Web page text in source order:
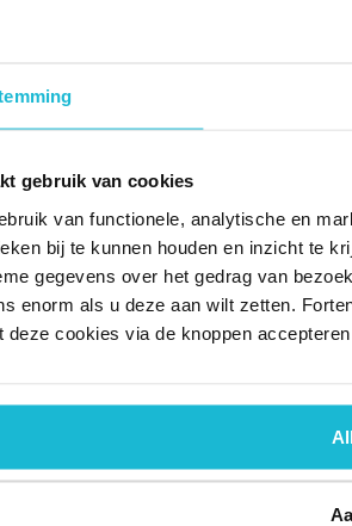
gebruik van cookies
van functionele, analytische en
bij te kunnen houden en inzicht te
gegevens over het gedrag van
enorm als u deze aan wilt zetten.
deze cookies via de knoppen